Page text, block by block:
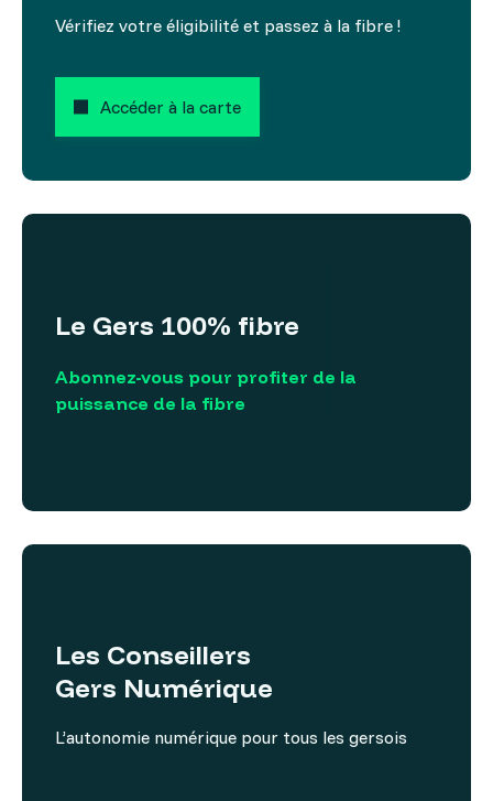
Vérifiez votre éligibilité et passez à la fibre !
Accéder à la carte
Le Gers 100% fibre
Abonnez-vous pour profiter de la
puissance de la fibre
Les Conseillers
Gers Numérique
L’autonomie numérique pour tous les gersois